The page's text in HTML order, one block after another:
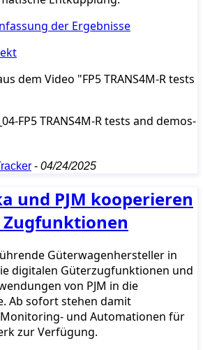
der Ergebnisse
dem Video "FP5 TRANS4M-R tests
- 04/24/2025
und PJM kooperieren
Güterwagenhersteller in
digitalen Güterzugfunktionen und
von PJM in die
Ab sofort stehen damit
und Automationen für
zur Verfügung.